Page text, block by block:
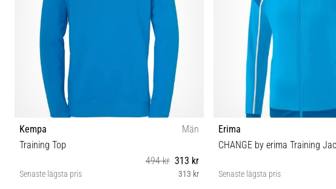
Kempa
Män
Training Top
494 kr 313 kr
Senaste lägsta pris 313 kr
Erima
CHANGE by erima Training
Senaste lägsta pris